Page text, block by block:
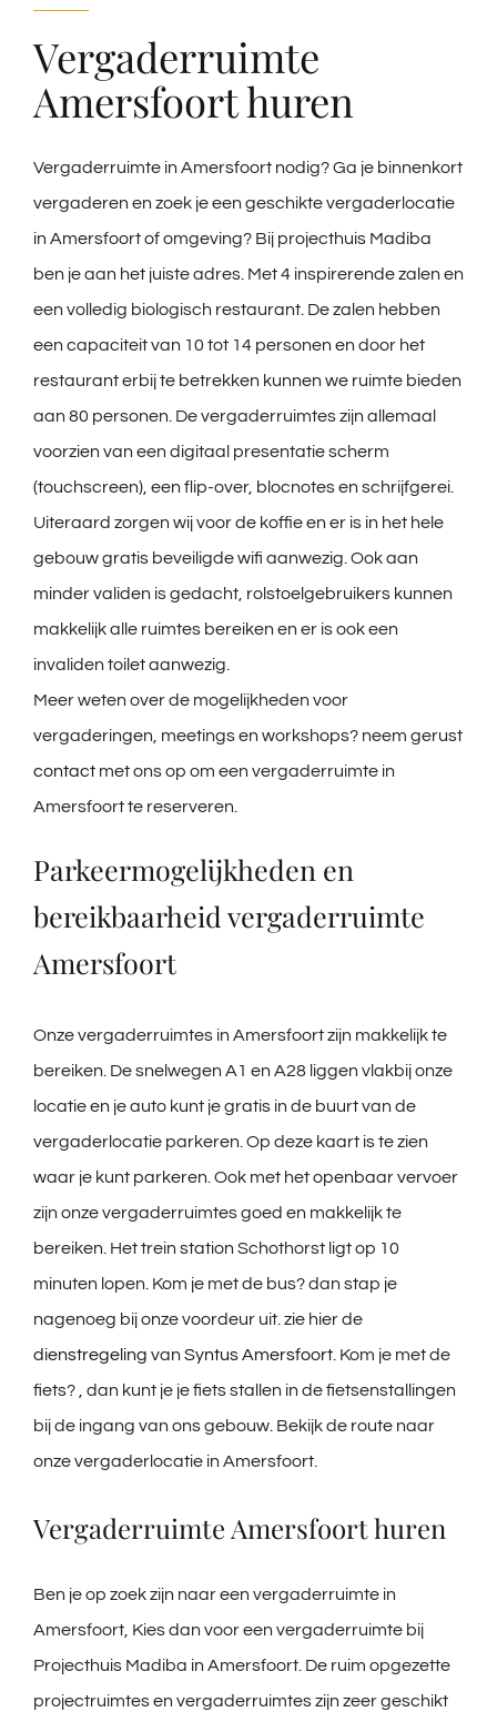
Vergaderruimte
Amersfoort huren
Vergaderruimte in Amersfoort nodig? Ga je binnenkort
vergaderen en zoek je een geschikte vergaderlocatie
in Amersfoort of omgeving? Bij projecthuis Madiba
ben je aan het juiste adres. Met 4 inspirerende zalen en
een volledig biologisch restaurant. De zalen hebben
een capaciteit van 10 tot 14 personen en door het
restaurant erbij te betrekken kunnen we ruimte bieden
aan 80 personen. De vergaderruimtes zijn allemaal
voorzien van een digitaal presentatie scherm
(touchscreen), een flip-over, blocnotes en schrijfgerei.
Uiteraard zorgen wij voor de koffie en er is in het hele
gebouw gratis beveiligde wifi aanwezig. Ook aan
minder validen is gedacht, rolstoelgebruikers kunnen
makkelijk alle ruimtes bereiken en er is ook een
invaliden toilet aanwezig.
Meer weten over de mogelijkheden voor
vergaderingen, meetings en workshops? neem gerust
contact met ons op om een vergaderruimte in
Amersfoort te reserveren.
Parkeermogelijkheden en
bereikbaarheid vergaderruimte
Amersfoort
Onze vergaderruimtes in Amersfoort zijn makkelijk te
bereiken. De snelwegen A1 en A28 liggen vlakbij onze
locatie en je auto kunt je gratis in de buurt van de
vergaderlocatie parkeren. Op deze kaart is te zien
waar je kunt parkeren. Ook met het openbaar vervoer
zijn onze vergaderruimtes goed en makkelijk te
bereiken. Het trein station Schothorst ligt op 10
minuten lopen. Kom je met de bus? dan stap je
nagenoeg bij onze voordeur uit. zie hier de
dienstregeling van Syntus Amersfoort . Kom je met de
fiets? , dan kunt je je fiets stallen in de fietsenstallingen
bij de ingang van ons gebouw. Bekijk de route naar
onze vergaderlocatie in Amersfoort.
Vergaderruimte Amersfoort huren
Ben je op zoek zijn naar een vergaderruimte in
Amersfoort, Kies dan voor een vergaderruimte bij
Projecthuis Madiba in Amersfoort. De ruim opgezette
projectruimtes en vergaderruimtes zijn zeer geschikt